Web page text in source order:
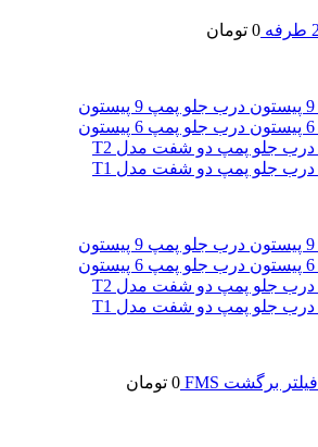
0 تومان
درب جلو پمپ 9 پیستون
درب جلو پمپ 6 پیستون
درب جلو پمپ دو شفت مدل T2
درب جلو پمپ دو شفت مدل T1
درب جلو پمپ 9 پیستون
درب جلو پمپ 6 پیستون
درب جلو پمپ دو شفت مدل T2
درب جلو پمپ دو شفت مدل T1
فیلتر برگشت FMS 0 تومان